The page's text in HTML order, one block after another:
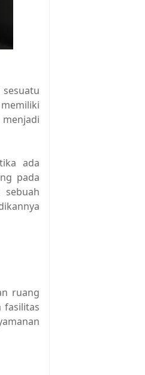
ada
pada
ruang
fasilitas